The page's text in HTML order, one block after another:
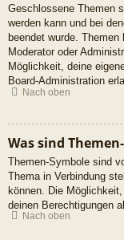
Geschlossene Themen
werden kann und bei
beendet wurde.
Moderator oder
Möglichkeit, deine
Board-Administration
Nach oben
Was sind
Themen-Symbole sind
Thema in Verbindung
können. Die
deinen Berechtigungen
Nach oben